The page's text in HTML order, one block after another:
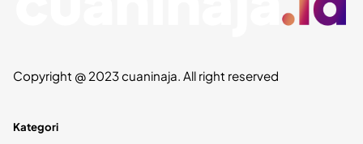
Copyright @ 2023 cuaninaja. All right reserved
Kategori